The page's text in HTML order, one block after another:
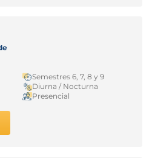
Semestres 6, 7, 8 y 9
Diurna / Nocturna
Presencial